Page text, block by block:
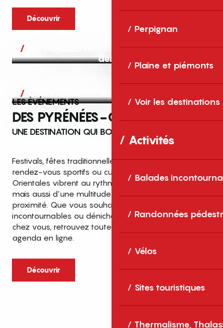
Perpignan
Plaine et piémonts
Voir les destinations
Activités
Balades
Randonnées
Vélos
Sites touristiques
Thermalisme,
Découvrir
Aujourd’hui, demain et après-
demain
Grands événements
LES ÉVÉNEMENTS
DES PYRÉNÉES-ORIENTALES
UNE DESTINATION QUI BOUGE TOUTE L’ANNÉE
Festivals, fêtes traditionnelles, concerts, expositions,
rendez-vous sportifs ou culturels… les Pyrénées-
Orientales vibrent au rythme de grands temps forts
mais aussi d’une multitude d’événements de
proximité. Que vous souhaitiez vivre les
incontournables ou dénicher des sorties près de
chez vous, retrouvez toutes les infos dans notre
agenda en ligne.
Découvrir
Top des événements et sorties
en famille
cet été dans les Pyrénées-Orientales
Entre mer Méditerranée, villages de
caractère et grands espaces naturels, les
Pyrénées-Orientales sont une destination
idéale pour partager des moments en
famille tout au long...